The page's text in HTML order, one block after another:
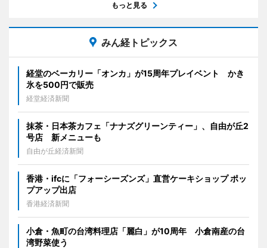
もっと見る
みん経トピックス
経堂のベーカリー「オンカ」が15周年プレイベント かき
氷を500円で販売
経堂経済新聞
抹茶・日本茶カフェ「ナナズグリーンティー」、自由が丘2
号店 新メニューも
自由が丘経済新聞
香港・ifcに「フォーシーズンズ」直営ケーキショップ ポッ
プアップ出店
香港経済新聞
小倉・魚町の台湾料理店「麗白」が10周年 小倉南産の台
湾野菜使う